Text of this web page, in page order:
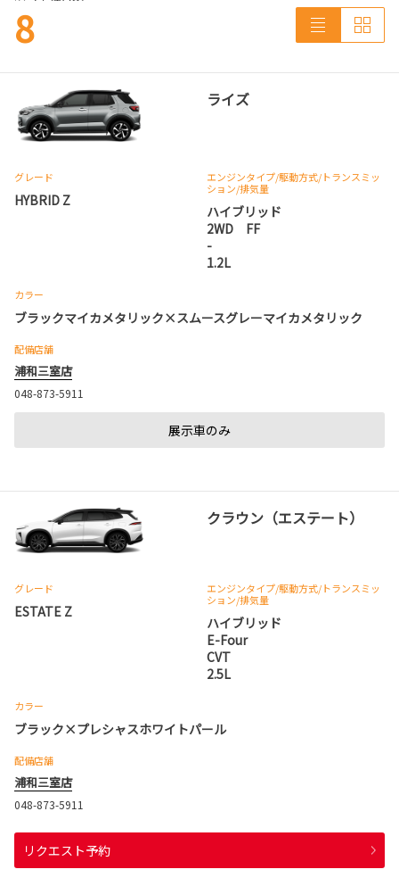
8
ライズ
グレード
HYBRID Z
エンジンタイプ/駆動方式/トランスミッ
ション/排気量
ハイブリッド
2WD FF
-
1.2L
カラー
ブラックマイカメタリック×スムースグレーマイカメタリック
配備店舗
浦和三室店
048-873-5911
展示車のみ
クラウン（エステート）
グレード
ESTATE Z
エンジンタイプ/駆動方式/トランスミッ
ション/排気量
ハイブリッド
E-Four
CVT
2.5L
カラー
ブラック×プレシャスホワイトパール
配備店舗
浦和三室店
048-873-5911
リクエスト予約